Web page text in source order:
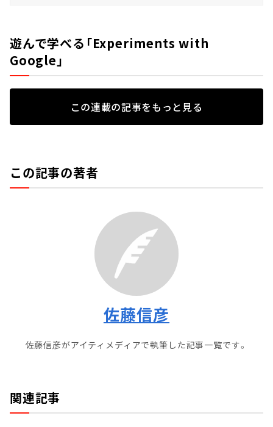
遊んで学べる「Experiments with
Google」
この連載の記事をもっと見る
この記事の著者
佐藤信彦
佐藤信彦がアイティメディアで執筆した記事一覧です。
関連記事